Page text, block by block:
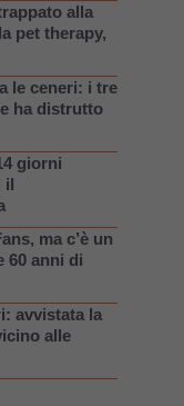
alla
pet therapy,
le ceneri: i tre
ha distrutto
giorni
il
ma c’è un
60 anni di
avvistata la
alle